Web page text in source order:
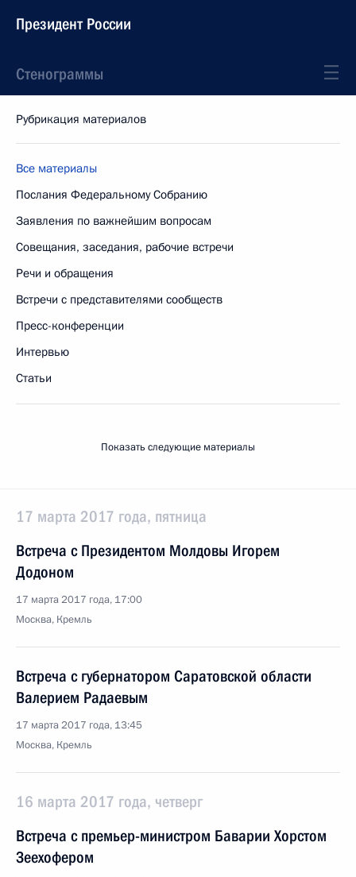
Президент России
Стенограммы
Рубрикация материалов
Все материалы
Послания Федеральному Собранию
Заявления по важнейшим вопросам
Совещания, заседания, рабочие встречи
Речи и обращения
Встречи с представителями сообществ
Пресс-конференции
Интервью
Статьи
Показать следующие материалы
17 марта 2017 года, пятница
Встреча с Президентом Молдовы Игорем
Додоном
17 марта 2017 года, 17:00
Москва, Кремль
Встреча с губернатором Саратовской области
Валерием Радаевым
17 марта 2017 года, 13:45
Москва, Кремль
16 марта 2017 года, четверг
Встреча с премьер-министром Баварии Хорстом
Зеехофером